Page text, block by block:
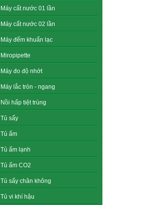
Máy cất nước 01 lần
Máy cất nước 02 lần
Máy đếm khuẩn lạc
Miropipette
Máy đo độ nhớt
Máy lắc tròn - ngang
Nồi hấp tiệt trùng
Tủ sấy
Tủ ấm
Tủ ấm lạnh
Tủ ấm CO2
Tủ sấy chân không
Tủ vi khí hậu